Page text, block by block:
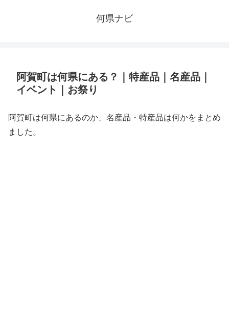
何県ナビ
阿賀町は何県にある？｜特産品｜名産品｜
イベント｜お祭り
阿賀町は何県にあるのか、名産品・特産品は何かをまとめ
ました。